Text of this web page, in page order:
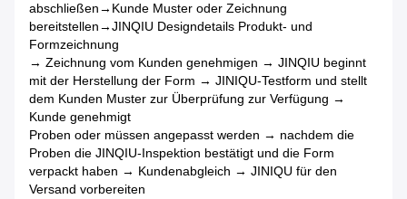
abschließen→Kunde Muster oder Zeichnung
bereitstellen→JINQIU Designdetails Produkt- und
Formzeichnung
→ Zeichnung vom Kunden genehmigen → JINQIU beginnt
mit der Herstellung der Form → JINIQU-Testform und stellt
dem Kunden Muster zur Überprüfung zur Verfügung →
Kunde genehmigt
Proben oder müssen angepasst werden → nachdem die
Proben die JINQIU-Inspektion bestätigt und die Form
verpackt haben → Kundenabgleich → JINIQU für den
Versand vorbereiten